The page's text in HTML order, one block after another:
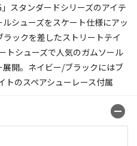
」スタンダードシリーズのアイテ
シューズをスケート仕様にアッ
ックを差したストリートテイ
トシューズで人気のガムソール
開。ネイビー/ブラックにはブ
トのスペアシューレース付属